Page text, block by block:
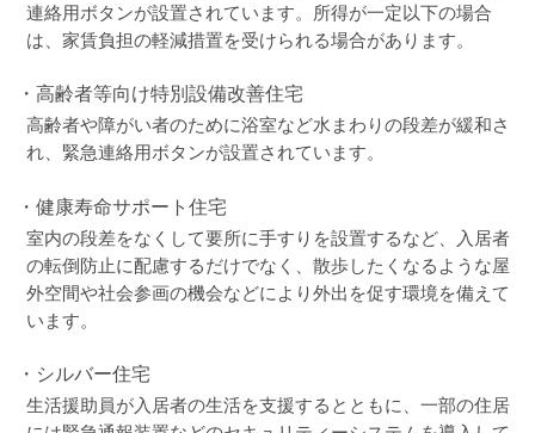
連絡用ボタンが設置されています。所得が一定以下の場合
は、家賃負担の軽減措置を受けられる場合があります。
・高齢者等向け特別設備改善住宅
高齢者や障がい者のために浴室など水まわりの段差が緩和さ
れ、緊急連絡用ボタンが設置されています。
・健康寿命サポート住宅
室内の段差をなくして要所に手すりを設置するなど、入居者
の転倒防止に配慮するだけでなく、散歩したくなるような屋
外空間や社会参画の機会などにより外出を促す環境を備えて
います。
・シルバー住宅
生活援助員が入居者の生活を支援するとともに、一部の住居